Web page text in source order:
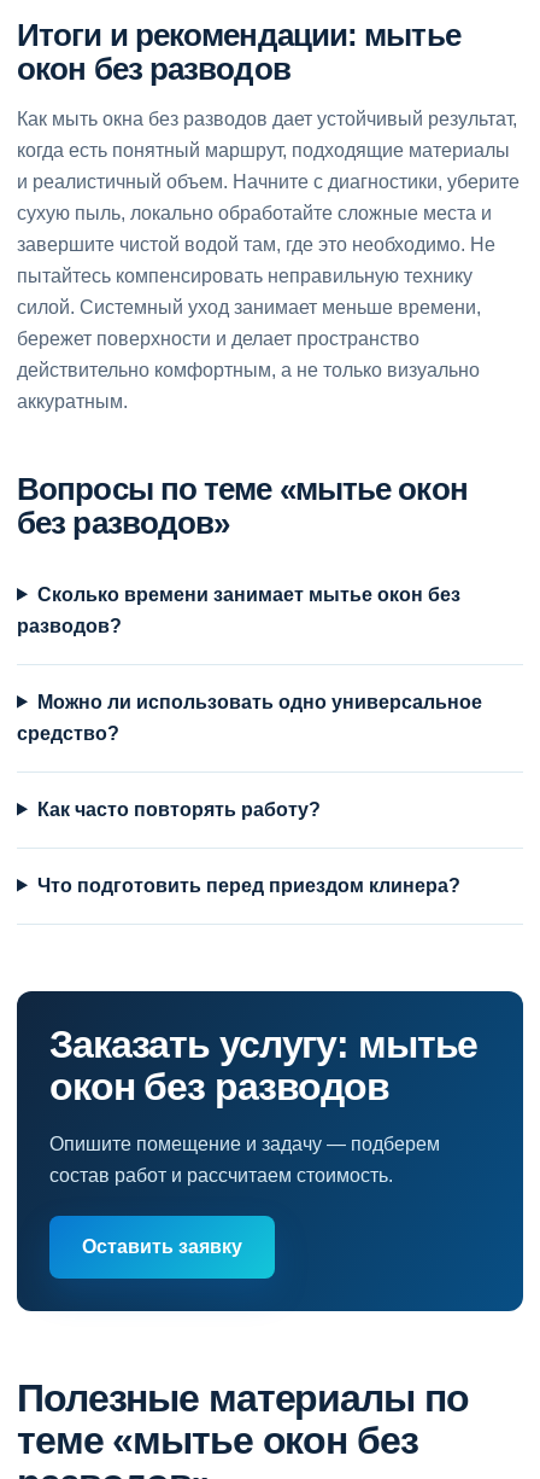
Итоги и рекомендации: мытье
окон без разводов
Как мыть окна без разводов дает устойчивый результат,
когда есть понятный маршрут, подходящие материалы
и реалистичный объем. Начните с диагностики, уберите
сухую пыль, локально обработайте сложные места и
завершите чистой водой там, где это необходимо. Не
пытайтесь компенсировать неправильную технику
силой. Системный уход занимает меньше времени,
бережет поверхности и делает пространство
действительно комфортным, а не только визуально
аккуратным.
Вопросы по теме «мытье окон
без разводов»
Сколько времени занимает мытье окон без
разводов?
Можно ли использовать одно универсальное
средство?
Как часто повторять работу?
Что подготовить перед приездом клинера?
Заказать услугу: мытье
окон без разводов
Опишите помещение и задачу — подберем
состав работ и рассчитаем стоимость.
Оставить заявку
Полезные материалы по
теме «мытье окон без